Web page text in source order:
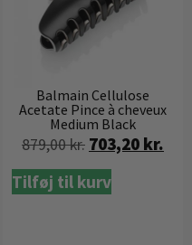
Balmain Cellulose
Acetate Pince à cheveux
Medium Black
879,00kr. 703,20 kr.
Tilføj til kurv